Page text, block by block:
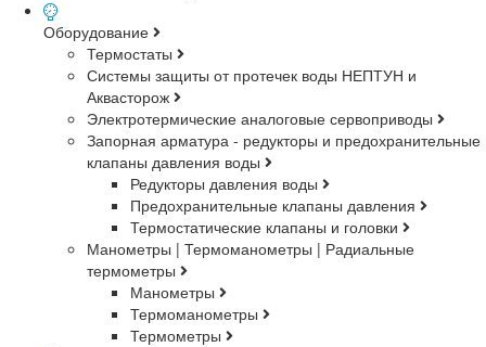
Оборудование
Термостаты
Системы защиты от протечек воды НЕПТУН и
Аквасторож
Электротермические аналоговые сервоприводы
Запорная арматура - редукторы и предохранительные
клапаны давления воды
Редукторы давления воды
Предохранительные клапаны давления
Термостатические клапаны и головки
Манометры | Термоманометры | Радиальные
термометры
Манометры
Термоманометры
Термометры